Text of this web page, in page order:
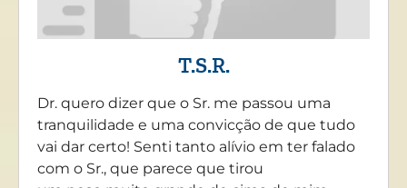
T.S.R.
Dr. quero dizer que o Sr. me passou uma
tranquilidade e uma convicção de que tudo
vai dar certo! Senti tanto alívio em ter falado
com o Sr., que parece que tirou